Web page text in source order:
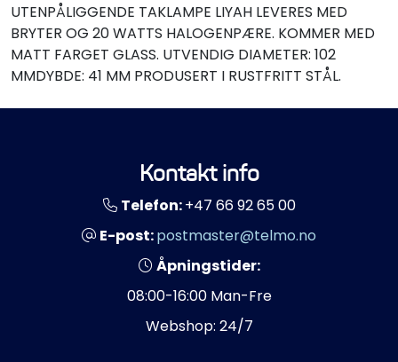
UTENPÅLIGGENDE TAKLAMPE LIYAH LEVERES MED
BRYTER OG 20 WATTS HALOGENPÆRE. KOMMER MED
MATT FARGET GLASS. UTVENDIG DIAMETER: 102
MMDYBDE: 41 MM PRODUSERT I RUSTFRITT STÅL.
Kontakt info
Telefon:+47 66 92 65 00
E-post:postmaster@telmo.no
Åpningstider:
08:00-16:00 Man-Fre
Webshop: 24/7